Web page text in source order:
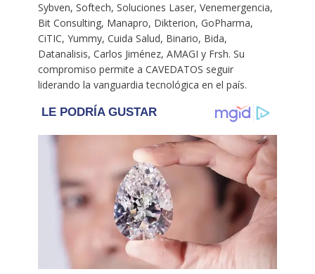
Sybven, Softech, Soluciones Laser, Venemergencia,
Bit Consulting, Manapro, Dikterion, GoPharma,
CiTIC, Yummy, Cuida Salud, Binario, Bida,
Datanalisis, Carlos Jiménez, AMAGI y Frsh. Su
compromiso permite a CAVEDATOS seguir
liderando la vanguardia tecnológica en el país.